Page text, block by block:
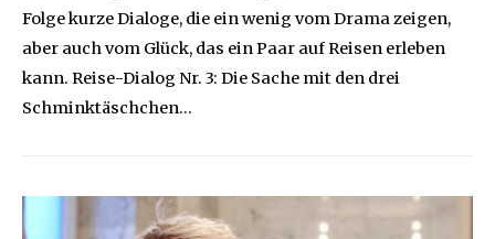
Folge kurze Dialoge, die ein wenig vom Drama zeigen,
aber auch vom Glück, das ein Paar auf Reisen erleben
kann. Reise-Dialog Nr. 3: Die Sache mit den drei
Schminktäschchen…